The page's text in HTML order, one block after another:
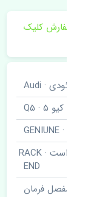
روی ثبت سفارش کلیک
آئودی · Audi
کیو 5 · Q5
اصلی · GENIUNE
قرقری فرمان راست · RACK
END
مفصل فرمان